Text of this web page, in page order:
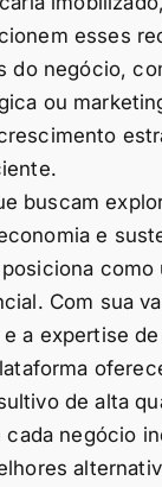
esses
do negócio,
ou
buscam
e
como
Com sua
a expertise
de alta
cada negócio